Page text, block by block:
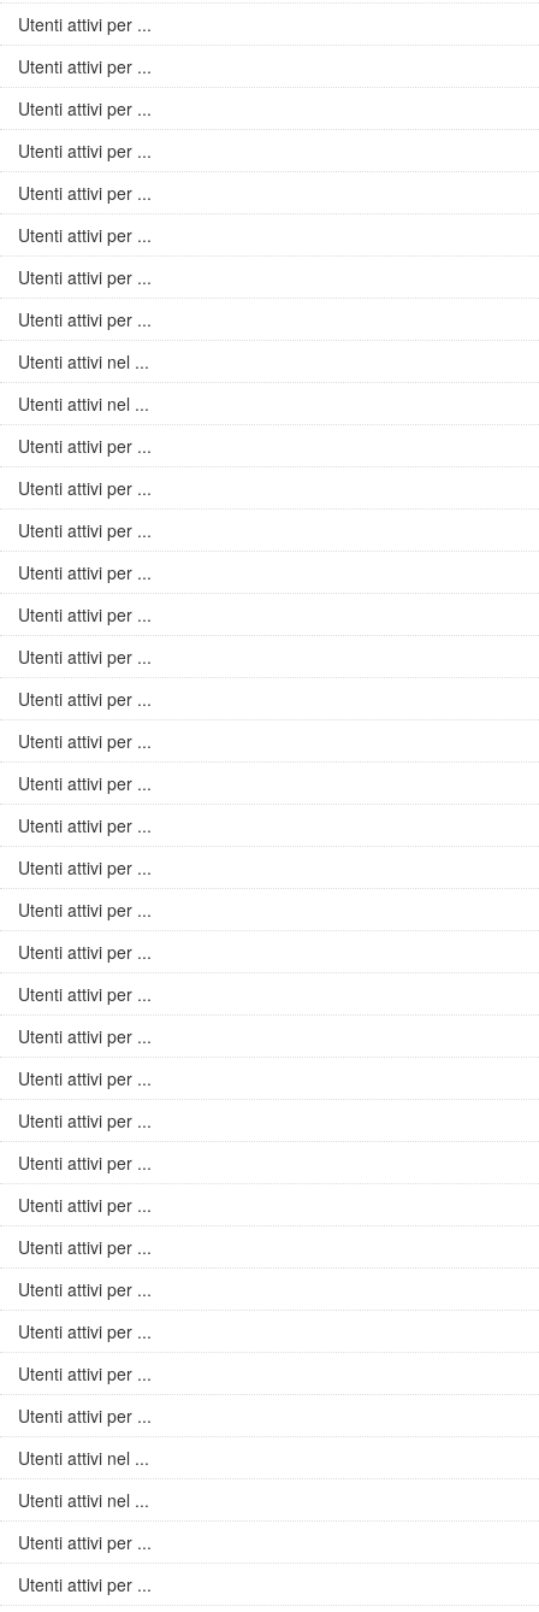
Utenti attivi per ...
Utenti attivi per ...
Utenti attivi per ...
Utenti attivi per ...
Utenti attivi per ...
Utenti attivi per ...
Utenti attivi per ...
Utenti attivi per ...
Utenti attivi nel ...
Utenti attivi nel ...
Utenti attivi per ...
Utenti attivi per ...
Utenti attivi per ...
Utenti attivi per ...
Utenti attivi per ...
Utenti attivi per ...
Utenti attivi per ...
Utenti attivi per ...
Utenti attivi per ...
Utenti attivi per ...
Utenti attivi per ...
Utenti attivi per ...
Utenti attivi per ...
Utenti attivi per ...
Utenti attivi per ...
Utenti attivi per ...
Utenti attivi per ...
Utenti attivi per ...
Utenti attivi per ...
Utenti attivi per ...
Utenti attivi per ...
Utenti attivi per ...
Utenti attivi per ...
Utenti attivi per ...
Utenti attivi nel ...
Utenti attivi nel ...
Utenti attivi per ...
Utenti attivi per ...